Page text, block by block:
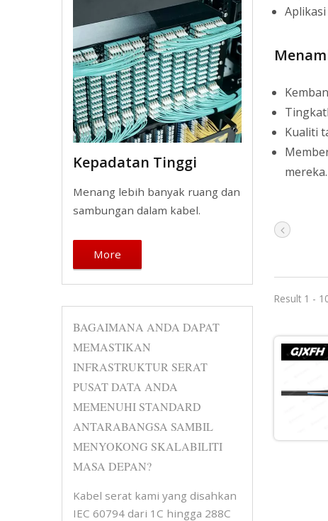
Kepadatan Tinggi
Menang lebih banyak ruang dan
sambungan dalam kabel.
More
BAGAIMANA ANDA DAPAT
MEMASTIKAN
INFRASTRUKTUR SERAT
PUSAT DATA ANDA
MEMENUHI STANDARD
ANTARABANGSA SAMBIL
MENYOKONG SKALABILITI
MASA DEPAN?
Kabel serat kami yang disahkan
IEC 60794 dari 1C hingga 288C
Kualiti
mereka.
Result 1 -